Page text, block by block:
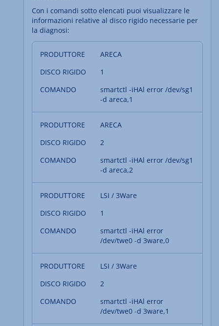
Con i comandi sotto elencati puoi visualizzare le
informazioni relative al disco rigido necessarie per
la diagnosi:
ARECA
1
smartctl -iHAl error /dev/sg1
-d areca,1
ARECA
2
smartctl -iHAl error /dev/sg1
-d areca,2
LSI / 3Ware
1
smartctl -iHAl error
/dev/twe0 -d 3ware,0
LSI / 3Ware
2
smartctl -iHAl error
/dev/twe0 -d 3ware,1